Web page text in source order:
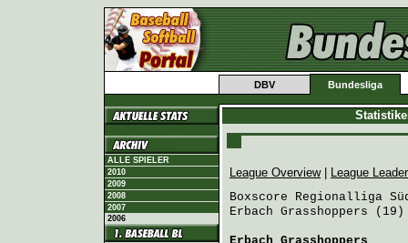
DBV Bundesliga
ALLE SPIELER
2010
2009
2008
2007
2006
League Overview|
League
Boxscore Regionalliga
Erbach Grasshoppers